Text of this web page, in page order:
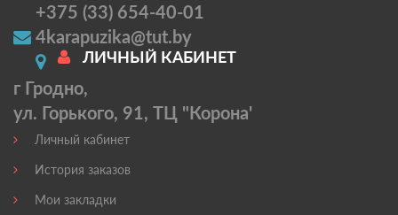
+375 (33) 654-40-01
4karapuzika@tut.by
г Гродно,
ул. Горького, 91, ТЦ "Корона'
ЛИЧНЫЙ КАБИНЕТ
Личный кабинет
История заказов
Мои закладки